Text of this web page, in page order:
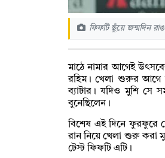
ফিফটি ছুঁয়ে জন্মদিন
মাঠে নামার আগেই
রহিম। খেলা শুরুর আগে
ব্যাটার। যদিও মুশি সে
বুনেছিলেন।
বিশেষ এই দিনে ফুরফুরে
রান নিয়ে খেলা শুরু করা
টেস্ট ফিফটি এটি।